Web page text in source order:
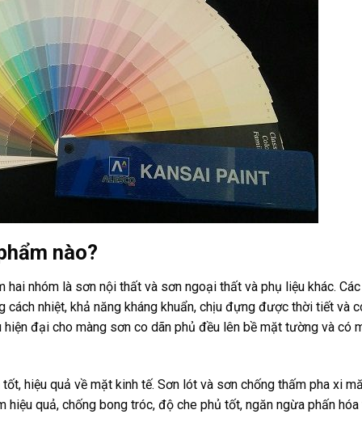
nào?
nhóm là sơn nội thất và sơn ngoại thất và phụ liệu khác.
nhiệt, khả năng kháng khuẩn, chịu đựng được thời tiết và
đại cho màng sơn co dãn phủ đều lên bề mặt tường và có
hiệu quả về mặt kinh tế. Sơn lót và sơn chống thấm pha xi
quả, chống bong tróc, độ che phủ tốt, ngăn ngừa phấn hóa